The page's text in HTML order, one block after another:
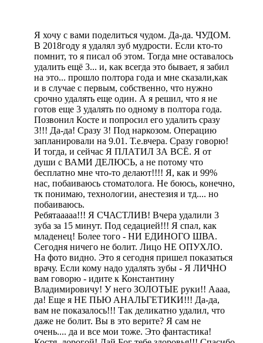
Я хочу с вами поделиться чудом. Да-да. ЧУДОМ.
В 2018году я удалял зуб мудрости. Если кто-то
помнит, то я писал об этом. Тогда мне оставалось
удалить ещё 3... и, как всегда это бывает, я забил
на это... прошло полтора года и мне сказали,как
и в случае с первым, собственно, что нужно
срочно удалять еще один. А я решил, что я не
готов еще 3 удалять по одному в полтора года.
Позвонил Косте и попросил его удалить сразу
3!!! Да-да! Сразу 3! Под наркозом. Операцию
запланировали на 9.01. Т.е.вчера. Сразу говорю!
И тогда, и сейчас Я ПЛАТИЛ ЗА ВСЁ. Я от
души с ВАМИ ДЕЛЮСЬ, а не потому что
бесплатно мне что-то делают!!!! Я, как и 99%
нас, побаиваюсь стоматолога. Не боюсь, конечно,
тк понимаю, технологии, анестезия и тд.... но
побаиваюсь.
Ребятааааа!!! Я СЧАСТЛИВ! Вчера удалили 3
зуба за 15 минут. Под седацией!!! Я спал, как
младенец! Более того - НИ ЕДИНОГО ШВА.
Сегодня ничего не болит. Лицо НЕ ОПУХЛО.
На фото видно. Это я сегодня пришел показаться
врачу. Если кому надо удалять зубы - Я ЛИЧНО
вам говорю - идите к Константину
Владимировичу! У него ЗОЛОТЫЕ руки!! Аааа,
да! Еще я НЕ ПЬЮ АНАЛЬГЕТИКИ!!! Да-да,
вам не показалось!!! Так деликатно удалил, что
даже не болит. Вы в это верите? Я сам не
очень.... да и все мои тоже. Это фантастика!